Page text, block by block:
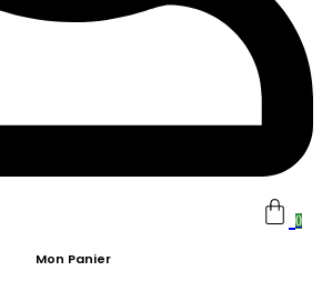
0
Mon Panier